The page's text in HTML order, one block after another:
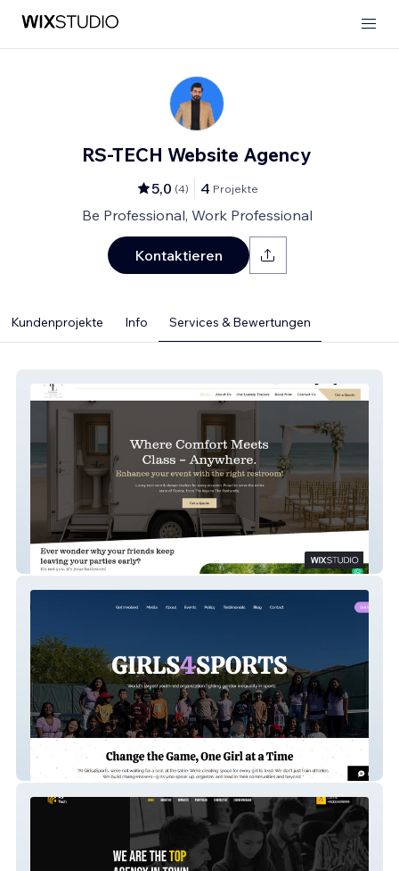
RS-TECH Website Agency
5,0 (4) 4 Projekte
Be Professional, Work Professional
Kontaktieren
Kundenprojekte Info Services & Bewertungen
LooLuxe
Girls4Sports